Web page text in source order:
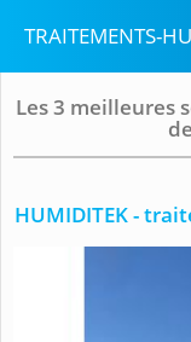
TRAITEMENTS-
Les 3 meilleures
HUMIDITEK -